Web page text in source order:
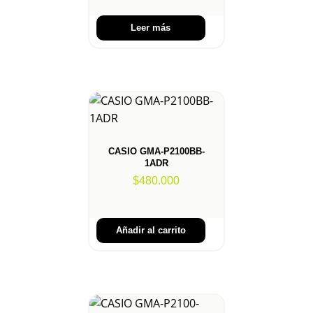
Leer más
CASIO GMA-P2100BB-
1ADR
$480.000
Añadir al carrito